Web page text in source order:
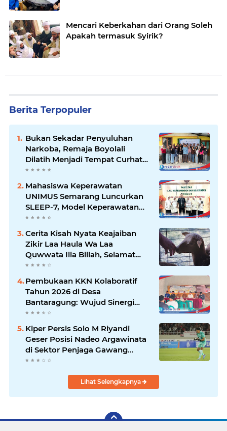
Mencari Keberkahan dari Orang Soleh
Apakah termasuk Syirik?
Berita Terpopuler
Bukan Sekadar Penyuluhan
Narkoba, Remaja Boyolali
Dilatih Menjadi Tempat Curhat
yang Aman bagi Temannya
Mahasiswa Keperawatan
UNIMUS Semarang Luncurkan
SLEEP-7, Model Keperawatan
Digital Hibrida Berbasis Riset
Pasien Hipertensi
Cerita Kisah Nyata Keajaiban
Zikir Laa Haula Wa Laa
Quwwata Illa Billah, Selamat
dan Membawa Ratusan
Pembukaan KKN Kolaboratif
Tahun 2026 di Desa
Bantaragung: Wujud Sinergi
Perguruan Tinggi dalam
Kiper Persis Solo M Riyandi
Geser Posisi Nadeo Argawinata
di Sektor Penjaga Gawang
Timnas Indonesia
Lihat Selengkapnya